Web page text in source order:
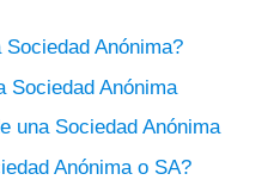
Anónima?
Sociedad Anónima
una Sociedad Anónima
Anónima o SA?